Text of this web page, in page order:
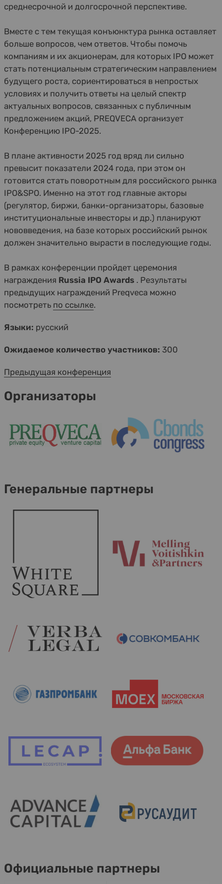
среднесрочной и долгосрочной перспективе.
Вместе с тем текущая конъюнктура рынка оставляет
больше вопросов, чем ответов. Чтобы помочь
компаниям и их акционерам, для которых IPO может
стать потенциальным стратегическим направлением
будущего роста, сориентироваться в непростых
условиях и получить ответы на целый спектр
актуальных вопросов, связанных с публичным
предложением акций, PREQVECA организует
Конференцию IPO-2025.
В плане активности 2025 год вряд ли сильно
превысит показатели 2024 года, при этом он
готовится стать поворотным для российского рынка
IPO&SPO. Именно на этот год главные акторы
(регулятор, биржи, банки-организаторы, базовые
институциональные инвесторы и др.) планируют
нововведения, на базе которых российский рынок
должен значительно вырасти в последующие годы.
В рамках конференции пройдет церемония
награждения Russia IPO Awards . Результаты
предыдущих награждений Preqveca можно
посмотреть по ссылке.
Языки: русский
Ожидаемое количество участников: 300
Предыдущая конференция
Организаторы
Генеральные партнеры
Официальные партнеры